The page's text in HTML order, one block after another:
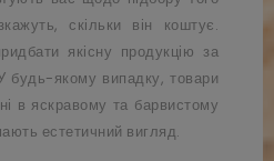
скільки він коштує.
якісну продукцію за
будь-якому випадку, товари
в яскравому та барвистому
естетичний вигляд.